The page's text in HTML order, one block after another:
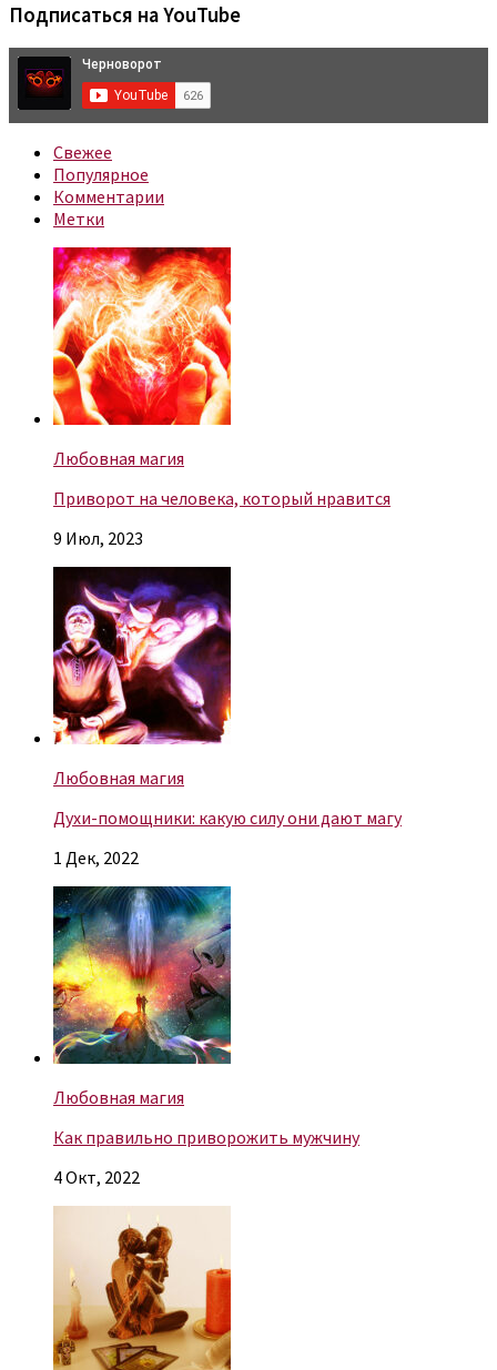
Подписаться на YouTube
Свежее
Популярное
Комментарии
Метки
Любовная магия
Приворот на человека, который нравится
9 Июл, 2023
Любовная магия
Духи-помощники: какую силу они дают магу
1 Дек, 2022
Любовная магия
Как правильно приворожить мужчину
4 Окт, 2022